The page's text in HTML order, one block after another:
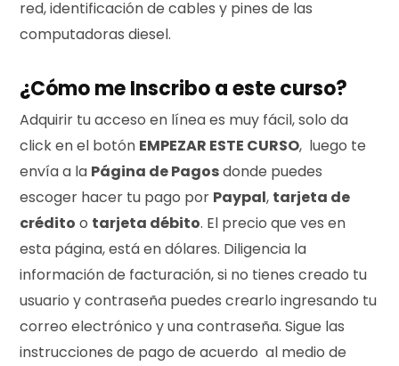
red, identificación de cables y pines de las
computadoras diesel.
¿Cómo me Inscribo a este curso?
Adquirir tu acceso en línea es muy fácil, solo da
click en el botón EMPEZAR ESTE CURSO, luego te
envía a la Página de Pagosdonde puedes
escoger hacer tu pago por Paypal, tarjeta de
crédito o tarjeta débito. El precio que ves en
esta página, está en dólares. Diligencia la
información de facturación, si no tienes creado tu
usuario y contraseña puedes crearlo ingresando tu
correo electrónico y una contraseña. Sigue las
instrucciones de pago de acuerdo al medio de